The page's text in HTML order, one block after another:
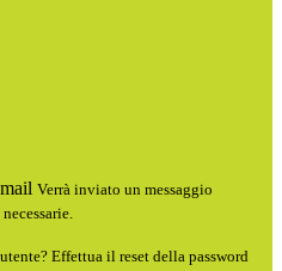
Verrà inviato un messaggio
Effettua il reset della password